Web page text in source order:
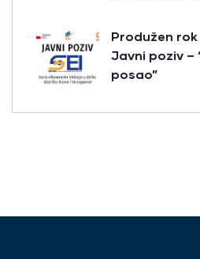
Produžen
Javni poziv –
posao”